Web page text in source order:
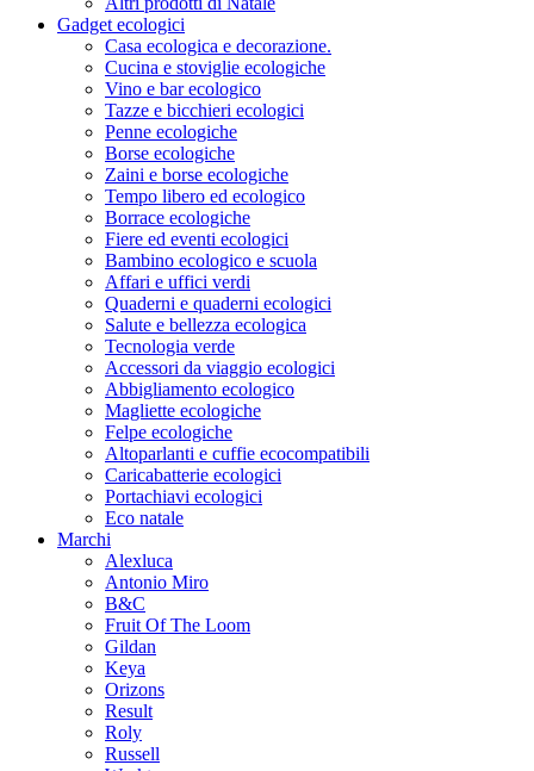
Gadget ecologici
Casa ecologica e decorazione.
Cucina e stoviglie ecologiche
Vino e bar ecologico
Tazze e bicchieri ecologici
Penne ecologiche
Borse ecologiche
Zaini e borse ecologiche
Tempo libero ed ecologico
Borrace ecologiche
Fiere ed eventi ecologici
Bambino ecologico e scuola
Affari e uffici verdi
Quaderni e quaderni ecologici
Salute e bellezza ecologica
Tecnologia verde
Accessori da viaggio ecologici
Abbigliamento ecologico
Magliette ecologiche
Felpe ecologiche
Altoparlanti e cuffie ecocompatibili
Caricabatterie ecologici
Portachiavi ecologici
Eco natale
Marchi
Alexluca
Antonio Miro
B&C
Fruit Of The Loom
Gildan
Keya
Orizons
Result
Roly
Russell